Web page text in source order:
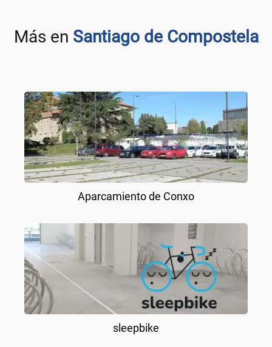
Más en Santiago de Compostela
Aparcamiento de Conxo
sleepbike